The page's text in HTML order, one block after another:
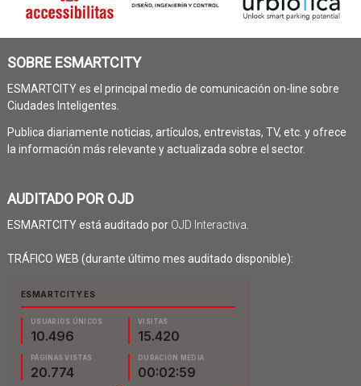
SOBRE ESMARTCITY
ESMARTCITY es el principal medio de comunicación on-line sobre
Ciudades Inteligentes.
Publica diariamente noticias, artículos, entrevistas, TV, etc. y ofrece
la información más relevante y actualizada sobre el sector.
AUDITADO POR OJD
ESMARTCITY está auditado por OJD Interactiva.
TRÁFICO WEB (durante último mes auditado disponible):